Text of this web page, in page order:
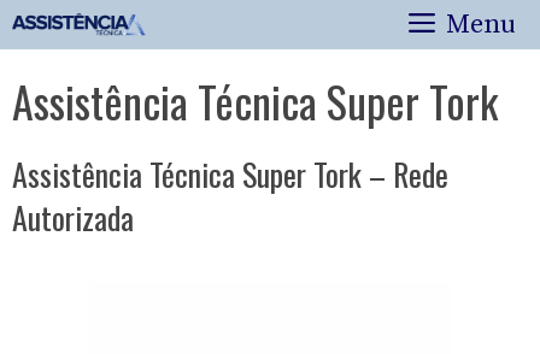
Pular
para
conteúdo
Menu
Assistência Técnica Super Tork
Assistência Técnica Super Tork – Rede
Autorizada